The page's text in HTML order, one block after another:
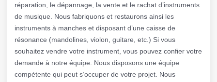
réparation, le dépannage, la vente et le rachat d’instruments
de musique. Nous fabriquons et restaurons ainsi les
instruments à manches et disposant d’une caisse de
résonance (mandolines, violon, guitare, etc.) Si vous
souhaitez vendre votre instrument, vous pouvez confier votre
demande à notre équipe. Nous disposons une équipe
compétente qui peut s’occuper de votre projet. Nous